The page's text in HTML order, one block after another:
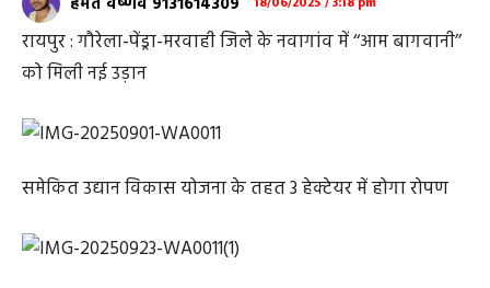
रायपुर : गौरेला-पेंड्रा-मरवाही जिले के नवागांव में ‘‘आम बागवानी’’
को मिली नई उड़ान
समेकित उद्यान विकास योजना के तहत 3 हेक्टेयर में होगा रोपण